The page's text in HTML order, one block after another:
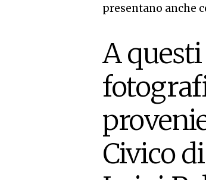
presentano anche
A
Civico